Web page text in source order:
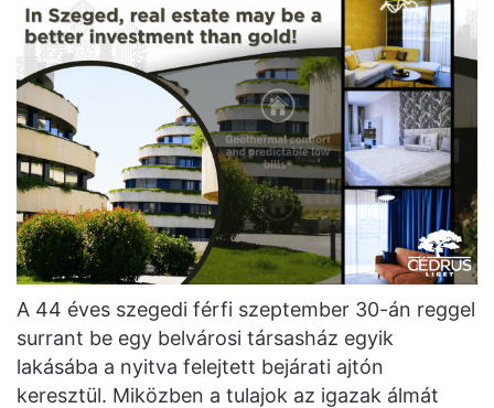
A 44 éves szegedi férfi szeptember 30-án reggel
surrant be egy belvárosi társasház egyik
lakásába a nyitva felejtett bejárati ajtón
keresztül. Miközben a tulajok az igazak álmát